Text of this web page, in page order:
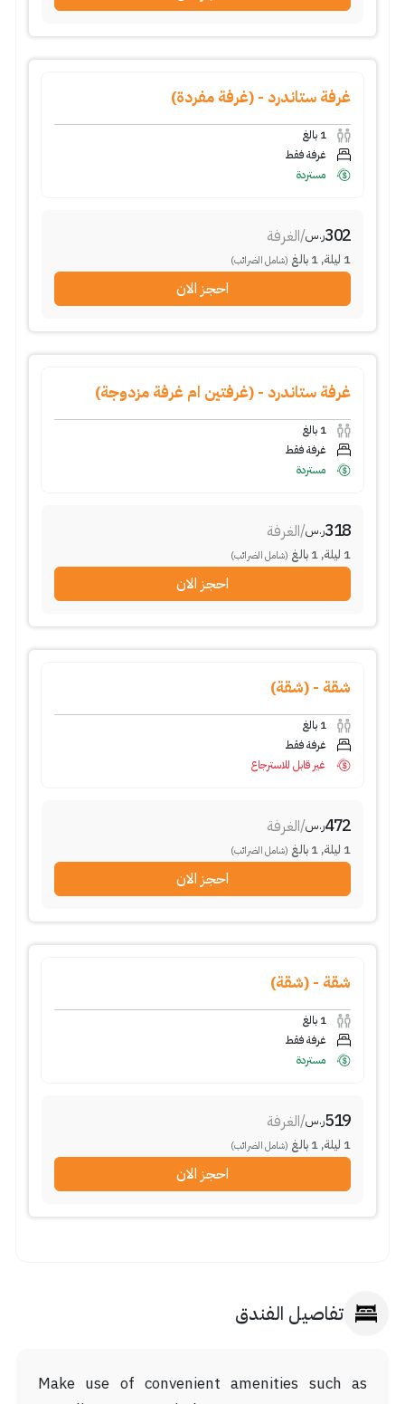
غرفة ستاندرد - (غرفة مفردة)
1 بالغ
غرفة فقط
مستردة
302ر.س/الغرفة
1 ليلة,
1 بالغ (شامل الضرائب)
احجز الان
غرفة ستاندرد - (غرفتين ام غرفة مزدوجة)
1 بالغ
غرفة فقط
مستردة
318ر.س/الغرفة
1 ليلة,
1 بالغ (شامل الضرائب)
احجز الان
شقة - (شقة)
1 بالغ
غرفة فقط
غير قابل للاسترجاع
472ر.س/الغرفة
1 ليلة,
1 بالغ (شامل الضرائب)
احجز الان
شقة - (شقة)
1 بالغ
غرفة فقط
مستردة
519ر.س/الغرفة
1 ليلة,
1 بالغ (شامل الضرائب)
احجز الان
تفاصيل الفندق
Make use of convenient amenities such as